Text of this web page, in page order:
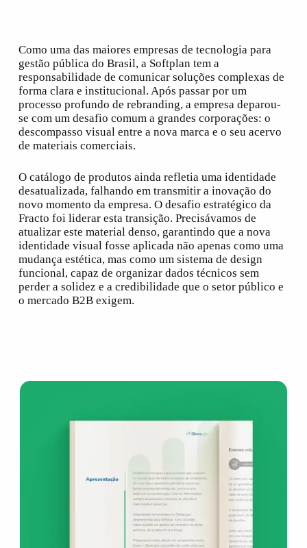
Como uma das maiores empresas de tecnologia para
gestão pública do Brasil, a Softplan tem a
responsabilidade de comunicar soluções complexas de
forma clara e institucional. Após passar por um
processo profundo de rebranding, a empresa deparou-
se com um desafio comum a grandes corporações: o
descompasso visual entre a nova marca e o seu acervo
de materiais comerciais.
O catálogo de produtos ainda refletia uma identidade
desatualizada, falhando em transmitir a inovação do
novo momento da empresa. O desafio estratégico da
Fracto foi liderar esta transição. Precisávamos de
atualizar este material denso, garantindo que a nova
identidade visual fosse aplicada não apenas como uma
mudança estética, mas como um sistema de design
funcional, capaz de organizar dados técnicos sem
perder a solidez e a credibilidade que o setor público e
o mercado B2B exigem.